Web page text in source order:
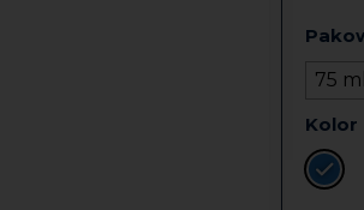
75 ml
Kolor